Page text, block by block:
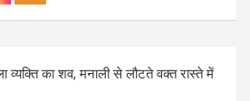
व्यक्ति का शव, मनाली से लौटते वक्त रास्ते में